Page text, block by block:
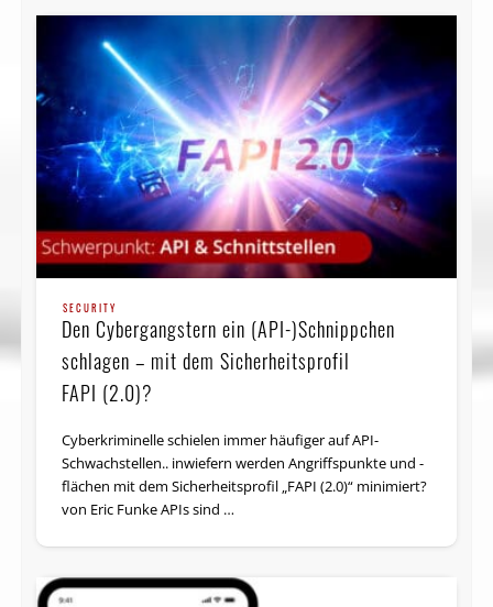
SECURITY
Den Cybergangstern ein (API-)Schnippchen
schlagen – mit dem Sicherheitsprofil
FAPI (2.0)?
Cyberkriminelle schielen immer häufiger auf API-
Schwachstellen.. inwiefern werden Angriffspunkte und -
flächen mit dem Sicherheitsprofil „FAPI (2.0)“ minimiert?
von Eric Funke APIs sind …